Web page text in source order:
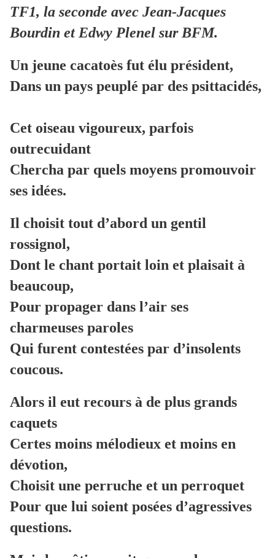
TF1, la seconde avec Jean-Jacques
Bourdin et Edwy Plenel sur BFM.
Un jeune cacatoès fut élu président,
Dans un pays peuplé par des psittacidés,
Cet oiseau vigoureux, parfois
outrecuidant
Chercha par quels moyens promouvoir
ses idées.
Il choisit tout d’abord un gentil
rossignol,
Dont le chant portait loin et plaisait à
beaucoup,
Pour propager dans l’air ses
charmeuses paroles
Qui furent contestées par d’insolents
coucous.
Alors il eut recours à de plus grands
caquets
Certes moins mélodieux et moins en
dévotion,
Choisit une perruche et un perroquet
Pour que lui soient posées d’agressives
questions.